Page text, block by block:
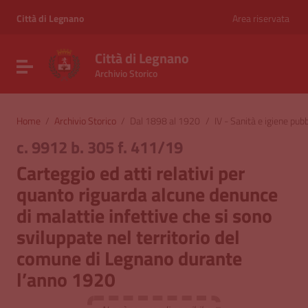
Vai al menu di navigazione
Città di Legnano Area riservata
Attiva / disattiva la navigazione
Città di Legnano
Archivio Storico
Home / Archivio Storico / Dal 1898 al 1920 / IV - Sanità e igiene
c. 9912 b. 305 f. 411/19
Carteggio ed atti relativi per
quanto riguarda alcune denunce
di malattie infettive che si sono
sviluppate nel territorio del
comune di Legnano durante
l’anno 1920